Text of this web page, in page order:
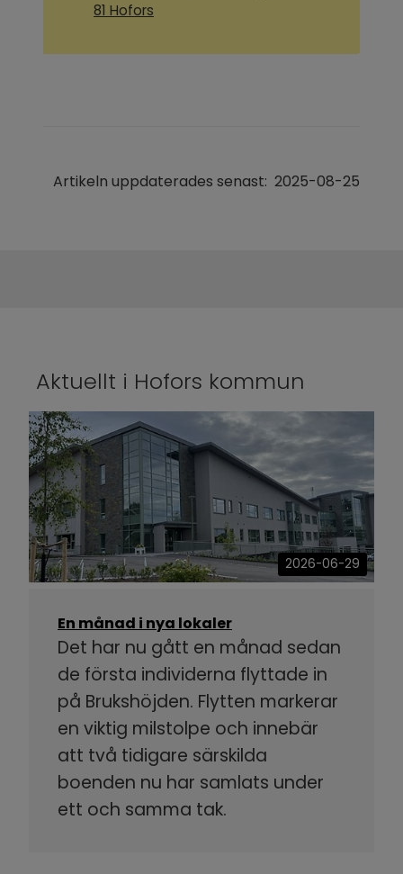
81 Hofors
Artikeln uppdaterades senast: 2025-08-25
Aktuellt i Hofors kommun
2026-06-29
En månad i nya lokaler
Det har nu gått en månad sedan
de första individerna flyttade in
på Brukshöjden. Flytten markerar
en viktig milstolpe och innebär
att två tidigare särskilda
boenden nu har samlats under
ett och samma tak.